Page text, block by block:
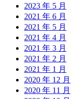
2023 年 5 月
2021 年 6 月
2021 年 5 月
2021 年 4 月
2021 年 3 月
2021 年 2 月
2021 年 1 月
2020 年 12 月
2020 年 11 月